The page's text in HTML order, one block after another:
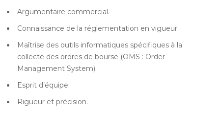
Argumentaire commercial.
Connaissance de la réglementation en vigueur.
Maîtrise des outils informatiques spécifiques à la
collecte des ordres de bourse (OMS : Order
Management System).
Esprit d’équipe.
Rigueur et précision.